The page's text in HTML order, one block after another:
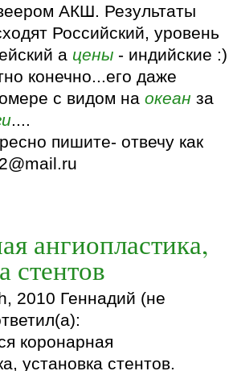
АКШ. Результаты
Российский, уровень
а цены - индийские :)
конечно...его даже
с видом наокеан за
....
пишите- отвечу как
ангиопластика,
стентов
2010 Геннадий (не
коронарная
установка стентов.